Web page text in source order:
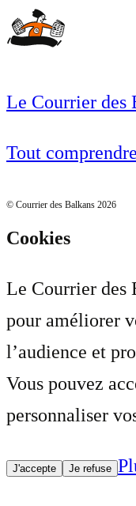
Le Courrier des
Tout
© Courrier des Balkans 2026
Cookies
Le Courrier des
pour améliorer
l’audience et
Vous pouvez
personnaliser
J'accepte Je refuse